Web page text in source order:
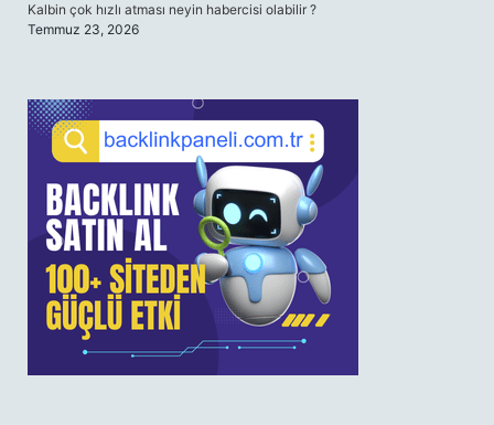
Kalbin çok hızlı atması neyin habercisi olabilir ?
Temmuz 23, 2026